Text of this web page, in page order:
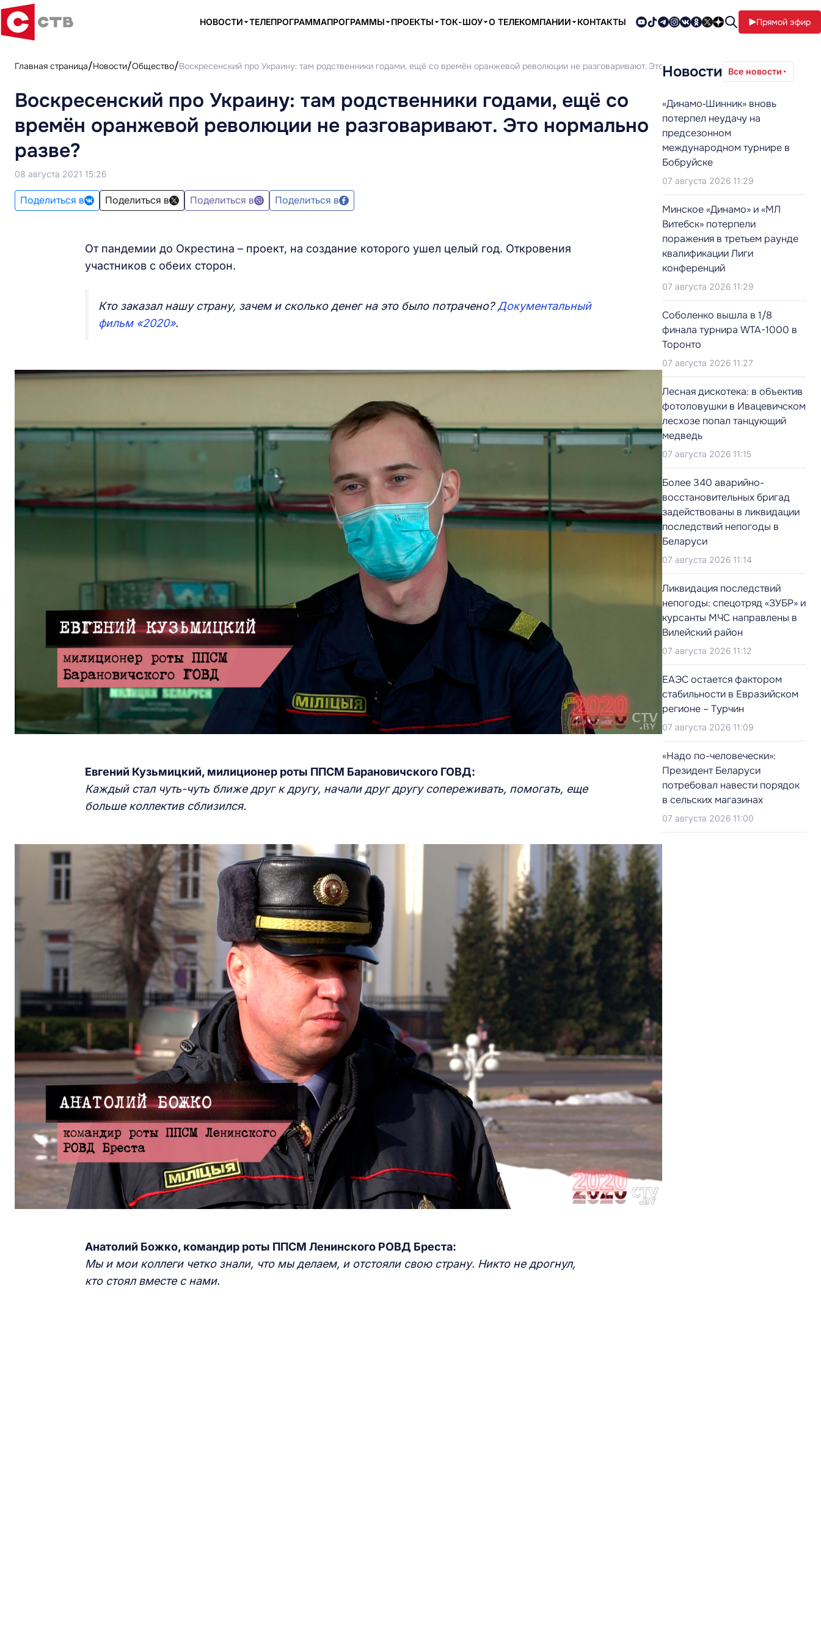
НОВОСТИ ТЕЛЕПРОГРАММАПРОГРАММЫ ПРОЕКТЫ ТОК-ШОУ О ТЕЛЕКОМПАНИИ КОНТАКТЫ Прямой эфир
Главная страница Новости Общество Воскресенский про Украину: там родственники годами, ещё со времён оранжевой революции не разговаривают. Это нормально разве?
Воскресенский про Украину: там родственники годами, ещё со
времён оранжевой революции не разговаривают. Это нормально
разве?
08 августа 2021 15:26
Поделиться в Поделиться в Поделиться в Поделиться в
От пандемии до Окрестина – проект, на создание которого ушел целый год. Откровения
участников с обеих сторон.
Кто заказал нашу страну, зачем и сколько денег на это было потрачено?Документальный
фильм «2020».
Евгений Кузьмицкий, милиционер роты ППСМ Барановичского ГОВД:
Каждый стал чуть-чуть ближе друг к другу, начали друг другу сопереживать, помогать, еще
больше коллектив сблизился.
Анатолий Божко, командир роты ППСМ Ленинского РОВД Бреста:
Мы и мои коллеги четко знали, что мы делаем, и отстояли свою страну. Никто не дрогнул,
кто стоял вместе с нами.
Новости Все новости
«Динамо‑Шинник» вновь
потерпел неудачу на
предсезонном
международном турнире в
Бобруйске
07 августа 2026 11:29
Минское «Динамо» и «МЛ
Витебск» потерпели
поражения в третьем раунде
квалификации Лиги
конференций
07 августа 2026 11:29
Соболенко вышла в 1/8
финала турнира WTA-1000 в
Торонто
07 августа 2026 11:27
Лесная дискотека: в объектив
фотоловушки в Ивацевичском
лесхозе попал танцующий
медведь
07 августа 2026 11:15
Более 340 аварийно-
восстановительных бригад
задействованы в ликвидации
последствий непогоды в
Беларуси
07 августа 2026 11:14
Ликвидация последствий
непогоды: спецотряд «ЗУБР» и
курсанты МЧС направлены в
Вилейский район
07 августа 2026 11:12
ЕАЭС остается фактором
стабильности в Евразийском
регионе – Турчин
07 августа 2026 11:09
«Надо по-человечески»:
Президент Беларуси
потребовал навести порядок
в сельских магазинах
07 августа 2026 11:00